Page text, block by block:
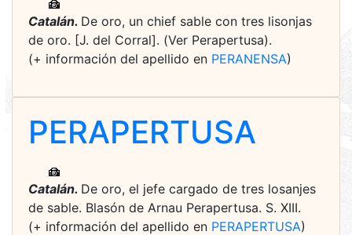
Catalán. De oro, un chief sable con tres lisonjas
de oro. [J. del Corral]. (Ver Perapertusa).
(+ información del apellido en PERANENSA)
PERAPERTUSA
Catalán. De oro, el jefe cargado de tres losanjes
de sable. Blasón de Arnau Perapertusa. S. XIII.
(+ información del apellido en PERAPERTUSA)